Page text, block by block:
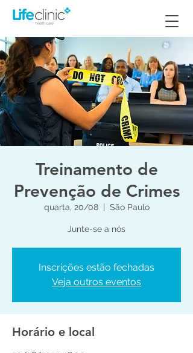
Treinamento de
Prevenção de Crimes
quarta, 20/08
  |
São Paulo
Junte-se a nós
Inscrições estão fechadas
Veja outros eventos
Horário e local